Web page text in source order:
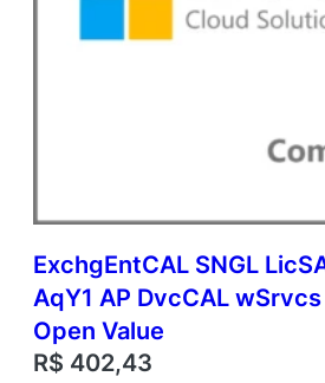
ExchgEntCAL SNGL
AqY1 AP DvcCAL
Open Value
R$ 402,43